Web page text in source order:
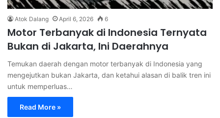
Atok Dalang April 6, 2026 6
Motor Terbanyak di Indonesia Ternyata
Bukan di Jakarta, Ini Daerahnya
Temukan daerah dengan motor terbanyak di Indonesia yang
mengejutkan bukan Jakarta, dan ketahui alasan di balik tren ini
untuk memperluas…
Read More »